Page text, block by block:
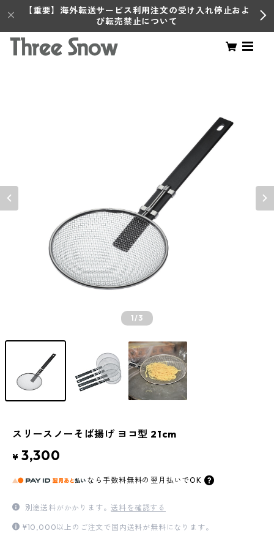
【重要】海外転送サービス利用注文の受け入れ停止およ
び転売禁止について
1/3
スリースノーそば揚げ ヨコ型 21cm
¥ 3,300
なら 手数料無料の 翌月払いでOK
別途送料がかかります。送料を確認する
¥10,000以上のご注文で国内送料が無料になります。